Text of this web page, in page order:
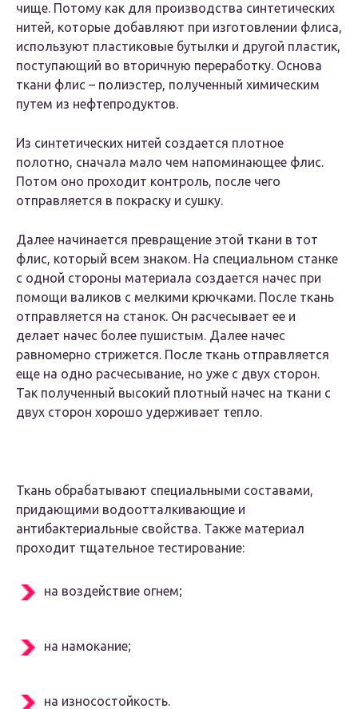
чище. Потому как для производства синтетических
нитей, которые добавляют при изготовлении флиса,
используют пластиковые бутылки и другой пластик,
поступающий во вторичную переработку. Основа
ткани флис – полиэстер, полученный химическим
путем из нефтепродуктов.
Из синтетических нитей создается плотное
полотно, сначала мало чем напоминающее флис.
Потом оно проходит контроль, после чего
отправляется в покраску и сушку.
Далее начинается превращение этой ткани в тот
флис, который всем знаком. На специальном станке
с одной стороны материала создается начес при
помощи валиков с мелкими крючками. После ткань
отправляется на станок. Он расчесывает ее и
делает начес более пушистым. Далее начес
равномерно стрижется. После ткань отправляется
еще на одно расчесывание, но уже с двух сторон.
Так полученный высокий плотный начес на ткани с
двух сторон хорошо удерживает тепло.
Ткань обрабатывают специальными составами,
придающими водоотталкивающие и
антибактериальные свойства. Также материал
проходит тщательное тестирование:
на воздействие огнем;
на намокание;
на износостойкость.